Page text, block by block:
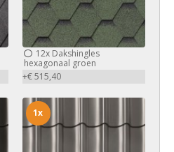
12xDakshingles
hexagonaal groen
+€ 515,40
1x